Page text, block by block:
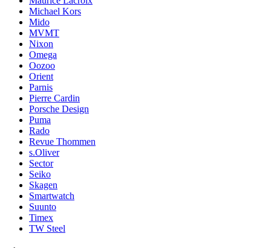
Michael Kors
Mido
MVMT
Nixon
Omega
Oozoo
Orient
Parnis
Pierre Cardin
Porsche Design
Puma
Rado
Revue Thommen
s.Oliver
Sector
Seiko
Skagen
Smartwatch
Suunto
Timex
TW Steel